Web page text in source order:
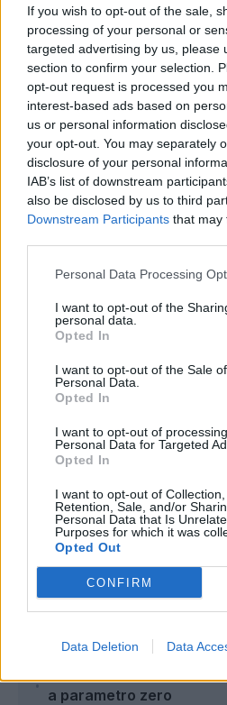
If you wish to opt-out of the sale,
processing of your personal or
targeted advertising by us, please
section to confirm your selection.
opt-out request is processed you
interest-based ads based on
us or personal information
your opt-out. You may separately
disclosure of your personal
IAB’s list of downstream
also be disclosed by us to third
Downstream Participants that may
Personal Data Processing
I want to opt-out of the
personal data.
Opted In
I want to opt-out of the Sale
Personal Data.
Opted In
I want to opt-out of
Personal Data for Targeted
Opted In
I want to opt-out of Collection,
Retention, Sale, and/or
Personal Data that Is
Purposes for which it was
Opted Out
CONFIRM
Data Deletion Data
partenza per il Portogallo
della rosa
Lazzari
infortunati,
Immobile. Secondo
però, si tratterebbe di
attacco di febbre. Per
partirà per il Portogallo
domani seracontro il Porto
Autore
Leggi anche...
Calciomercato Lazio: si
a parametro zero